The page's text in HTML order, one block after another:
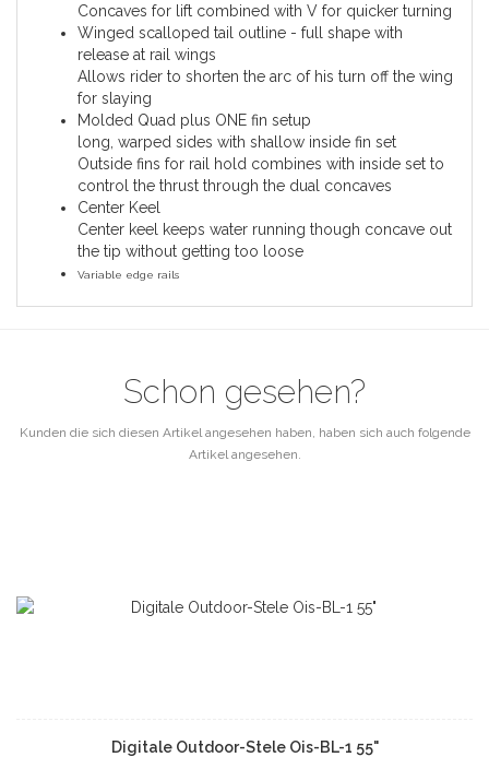
Concaves for lift combined with V for quicker turning
Winged scalloped tail outline - full shape with
release at rail wings
Allows rider to shorten the arc of his turn off the wing
for slaying
Molded Quad plus ONE fin setup
long, warped sides with shallow inside fin set
Outside fins for rail hold combines with inside set to
control the thrust through the dual concaves
Center Keel
Center keel keeps water running though concave out
the tip without getting too loose
Variable edge rails
Schon gesehen?
Kunden die sich diesen Artikel angesehen haben, haben sich auch folgende
Artikel angesehen.
Digitale Outdoor-Stele Ois-BL-1 55"